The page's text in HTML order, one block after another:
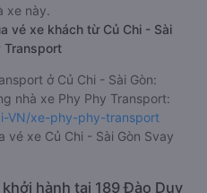
xe này.
vé xe khách từ Củ Chi - Sài
Transport
ở Củ Chi - Sài Gòn:
nhà xe Phy Phy Transport:
VN/xe-phy-phy-transport
vé xe Củ Chi - Sài Gòn Svay
hành tại 189 Đào Duy